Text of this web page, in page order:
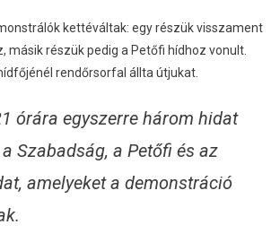
kettéváltak: egy részük visszament
másik részük pedig a Petőfi hídhoz vonult.
rendőrsorfal állta útjukat.
órára egyszerre három hidat
Szabadság, a Petőfi és az
amelyeket a demonstráció